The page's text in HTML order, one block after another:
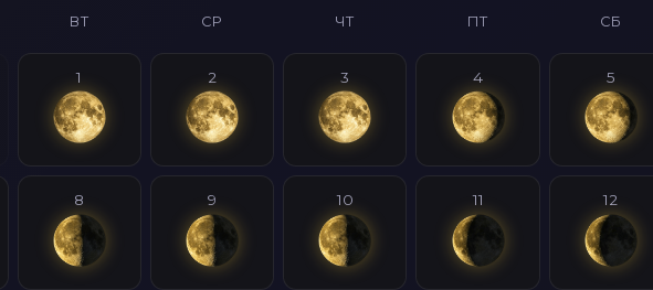
ВТ СР ЧТ ПТ СБ
1 2 3 4 5
8 9 10 11 12